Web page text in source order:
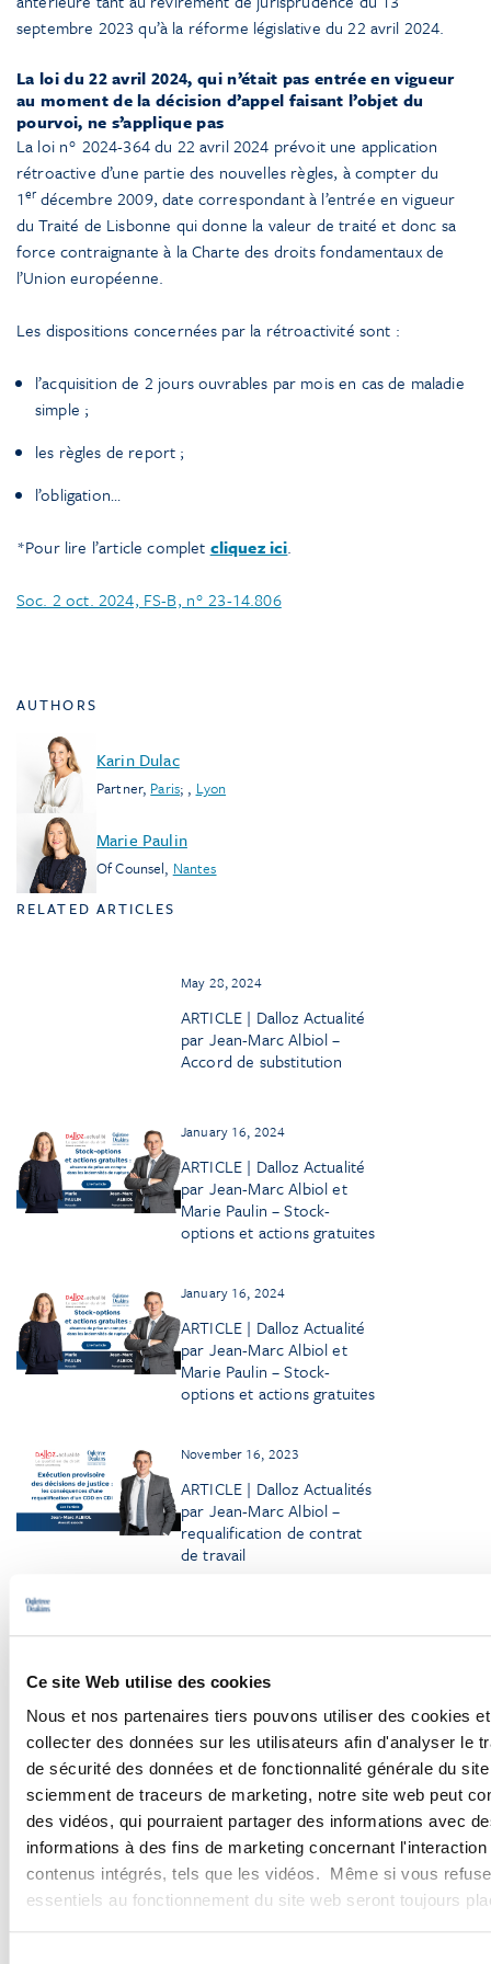
Ce site Web utilise des cookies
Nous et nos partenaires tiers pouvons utiliser des cookies
collecter des données sur les utilisateurs afin d'analyser le
de sécurité des données et de fonctionnalité générale du
sciemment de traceurs de marketing, notre site web peut
des vidéos, qui pourraient partager des informations avec
informations à des fins de marketing concernant
contenus intégrés, tels que les vidéos. Même si vous
essentiels au fonctionnement du site web seront toujours
septembre 2023 qu’à la réforme législative du 22 avril 2024.
La loi du 22 avril 2024, qui n’était pas entrée en vigueur
au moment de la décision d’appel faisant l’objet du
pourvoi, ne s’applique pas
La loi n° 2024-364 du 22 avril 2024 prévoit une application
rétroactive d’une partie des nouvelles règles, à compter du
1er décembre 2009, date correspondant à l’entrée en vigueur
du Traité de Lisbonne qui donne la valeur de traité et donc sa
force contraignante à la Charte des droits fondamentaux de
l’Union européenne.
Les dispositions concernées par la rétroactivité sont :
l’acquisition de 2 jours ouvrables par mois en cas de maladie
simple ;
les règles de report ;
l’obligation…
*Pour lire l’article complet cliquez ici.
Soc. 2 oct. 2024, FS-B, n° 23-14.806
AUTHORS
Karin Dulac
Partner, Paris; , Lyon
Marie Paulin
Of Counsel, Nantes
RELATED ARTICLES
May 28, 2024
ARTICLE | Dalloz Actualité
par Jean-Marc Albiol –
Accord de substitution
January 16, 2024
ARTICLE | Dalloz Actualité
par Jean-Marc Albiol et
Marie Paulin – Stock-
options et actions gratuites
January 16, 2024
ARTICLE | Dalloz Actualité
par Jean-Marc Albiol et
Marie Paulin – Stock-
options et actions gratuites
November 16, 2023
ARTICLE | Dalloz Actualités
par Jean-Marc Albiol –
requalification de contrat
de travail
Browse More Insights
PODCASTS
SEMINARS